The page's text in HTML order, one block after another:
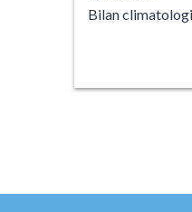
Bilan